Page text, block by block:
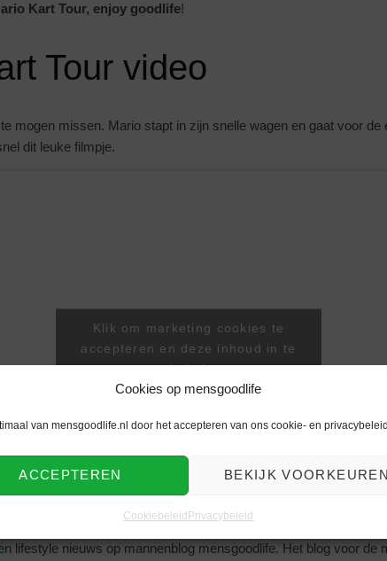
Cookies op mensgoodlife
van mensgoodlife.nl door het accepteren van ons cookie- en
ACCEPTEREN BEKIJK VOORKEUREN
CookiebeleidPrivacybeleid
Kart Tour, enjoy goodlife!
Tour video
mogen missen. Mario stapt in zijn snelle wagen en gaat voor de
dit leuke filmpje.
Klik om marketing cookies te
accepteren en deze inhoud in te
schakelen
lifestyle nieuws op mannenblog mensgoodlife. Het blog voor de